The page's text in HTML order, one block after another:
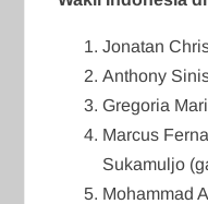
Jonatan
Anthony
Gregoria
Marcus
Sukamuljo
Mohammad